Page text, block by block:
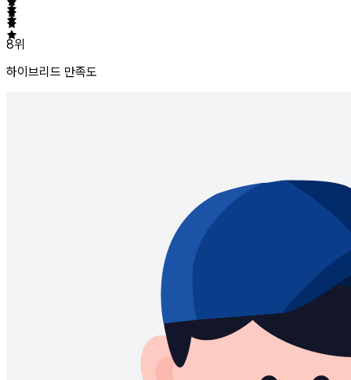
8위
하이브리드 만족도